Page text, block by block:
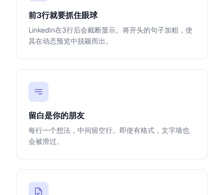
前3行就要抓住眼球
LinkedIn在3行后会截断显示。将开头的句子加粗，使
其在动态预览中脱颖而出。
留白是你的朋友
每行一个想法，中间留空行。即使有格式，文字墙也
会被滑过。